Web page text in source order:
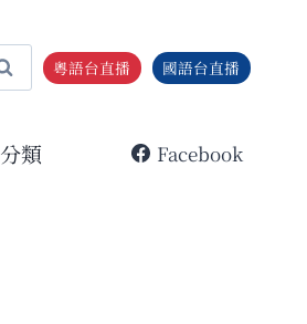
粵語台直播 國語台直播
分類 Facebook